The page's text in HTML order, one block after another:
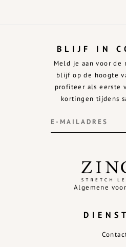
Algemene
BLIJF IN
Meld je aan voor de
blijf op de hoogte
profiteer als eerste
kortingen tijdens